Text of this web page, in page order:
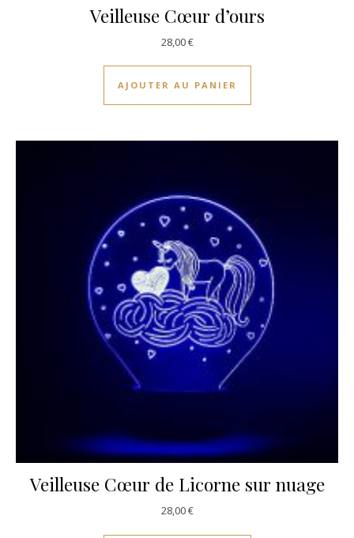
Veilleuse Cœur d’ours
28,00€
AJOUTER AU PANIER
Veilleuse Cœur de Licorne sur nuage
28,00€